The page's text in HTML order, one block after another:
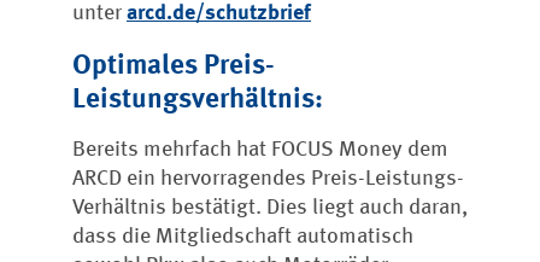
unter arcd.de/schutzbrief
Optimales Preis-
Leistungsverhältnis:
Bereits mehrfach hat FOCUS Money dem
ARCD ein hervorragendes Preis-Leistungs-
Verhältnis bestätigt. Dies liegt auch daran,
dass die Mitgliedschaft automatisch